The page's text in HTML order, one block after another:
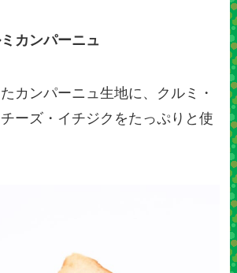
カンパーニュ
カンパーニュ生地に、クルミ・
ーズ・イチジクをたっぷりと使